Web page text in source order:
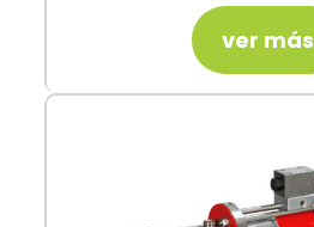
ver más